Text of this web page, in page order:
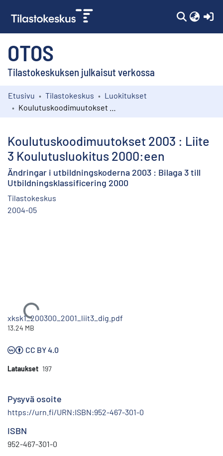
OTOS
Tilastokeskuksen julkaisut verkossa
Kokoelmat
Etusivu Tilastokeskus
Luokitukset
Koulutuskoodimuutokset 2003 : Liite
3 Koulutusluokitus 2000:een
Ändringar i utbildningskoderna 2003 : Bilaga 3 till
Utbildningsklassificering 2000
Tilastokeskus
2004-05
Ladataan...
xksk1_200300_2001_liit3_dig.pdf
13.24 MB
CC BY 4.0
Lataukset 197
Pysyvä osoite
https://urn.fi/URN:ISBN:952-467-301-0
ISBN
952-467-301-0